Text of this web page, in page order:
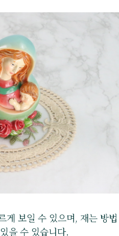
보일 수 있으며, 재는 방법
을 수 있습니다.